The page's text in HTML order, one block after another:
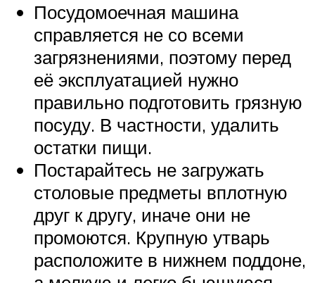
Посудомоечная машина
справляется не со всеми
загрязнениями, поэтому перед
её эксплуатацией нужно
правильно подготовить грязную
посуду. В частности, удалить
остатки пищи.
Постарайтесь не загружать
столовые предметы вплотную
друг к другу, иначе они не
промоются. Крупную утварь
расположите в нижнем поддоне,